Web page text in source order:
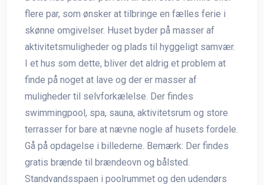
flere par, som ønsker at tilbringe en fælles ferie i
skønne omgivelser. Huset byder på masser af
aktivitetsmuligheder og plads til hyggeligt samvær.
I et hus som dette, bliver det aldrig et problem at
finde på noget at lave og der er masser af
muligheder til selvforkælelse. Der findes
swimmingpool, spa, sauna, aktivitetsrum og store
terrasser for bare at nævne nogle af husets fordele.
Gå på opdagelse i billederne. Bemærk: Der findes
gratis brænde til brændeovn og bålsted.
Standvandsspaen i poolrummet og den udendørs